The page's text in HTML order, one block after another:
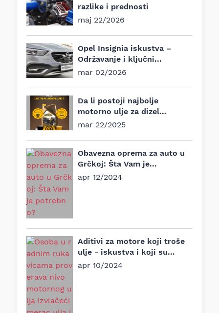
razlike i prednosti
maj 22/2026
Opel Insignia iskustva –
Održavanje i ključni...
mar 02/2026
Da li postoji najbolje
motorno ulje za dizel
motore?
mar 22/2025
Obavezna oprema za auto u
Grčkoj: Šta Vam je...
apr 12/2024
Aditivi za motore koji troše
ulje - iskustva i koji su...
apr 10/2024